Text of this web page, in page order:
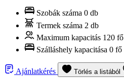
Szobák száma 0 db
Termek száma 2 db
Maximum kapacitás 120 fő
Szálláshely kapacitása 0 fő
Ajánlatkérés Törlés a listából